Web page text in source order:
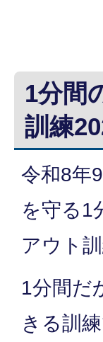
1分間
訓練
令和8年
を守る1
アウト
1分間だ
きる訓